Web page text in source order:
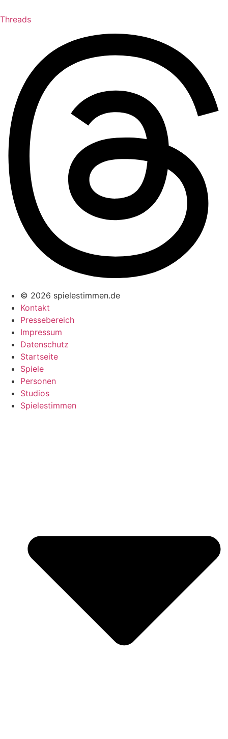
Threads
© 2026 spielestimmen.de
Kontakt
Pressebereich
Impressum
Datenschutz
Startseite
Spiele
Personen
Studios
Spielestimmen